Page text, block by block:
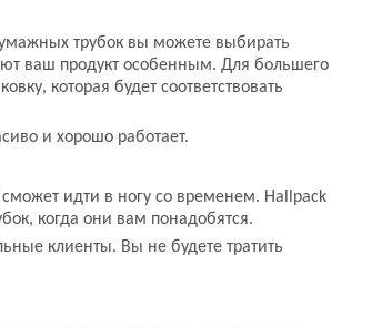
трубок вы можете выбирать
ваш продукт особенным. Для большего
которая будет соответствовать
и хорошо работает.
идти в ногу со временем. Hallpack
когда они вам понадобятся.
клиенты. Вы не будете тратить